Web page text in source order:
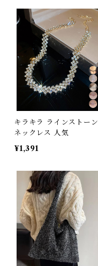
キラキラ ラインストーン
ネックレス 人気
¥1,391